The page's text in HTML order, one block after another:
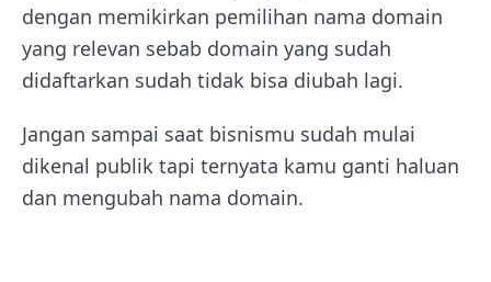
dengan memikirkan pemilihan nama domain
yang relevan sebab domain yang sudah
didaftarkan sudah tidak bisa diubah lagi.
Jangan sampai saat bisnismu sudah mulai
dikenal publik tapi ternyata kamu ganti haluan
dan mengubah nama domain.